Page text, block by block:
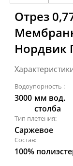
Отрез
Нордвик
Водоупорность :
3000 мм вод.
столба
Тип плетения:
Саржевое
Состав:
100%